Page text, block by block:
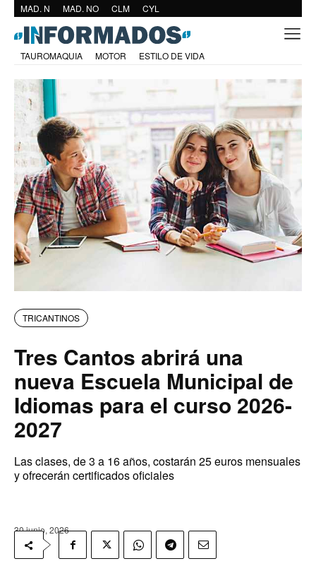
MAD. N MAD. NO CLM CYL
TAUROMAQUIA MOTOR ESTILO DE VIDA
TRICANTINOS
Tres Cantos abrirá una
nueva Escuela Municipal de
Idiomas para el curso 2026-
2027
Las clases, de 3 a 16 años, costarán 25 euros mensuales
y ofrecerán certificados oficiales
30 junio, 2026